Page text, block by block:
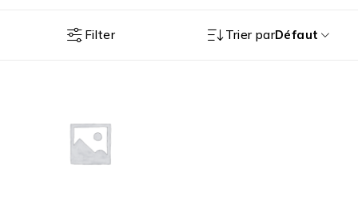
Filter Trier parDéfaut